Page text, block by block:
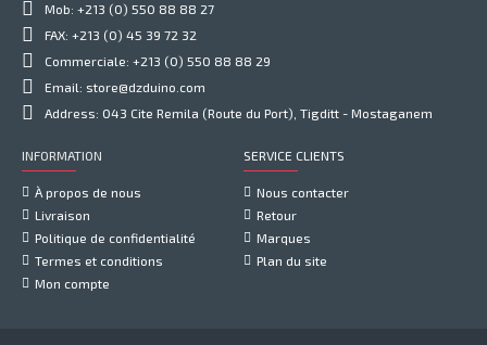
Mob: +213 (0) 550 88 88 27
FAX: +213 (0) 45 39 72 32
Commerciale: +213 (0) 550 88 88 29
Email: store@dzduino.com
Address: 043 Cite Remila (Route du Port), Tigditt - Mostaganem
INFORMATION
À propos de nous
Livraison
Politique de confidentialité
Termes et conditions
Mon compte
SERVICE CLIENTS
Nous contacter
Retour
Marques
Plan du site